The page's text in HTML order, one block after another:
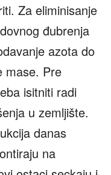
Za eliminisanje
đubrenja
azota do
mase. Pre
isitniti radi
u zemljište.
danas
na